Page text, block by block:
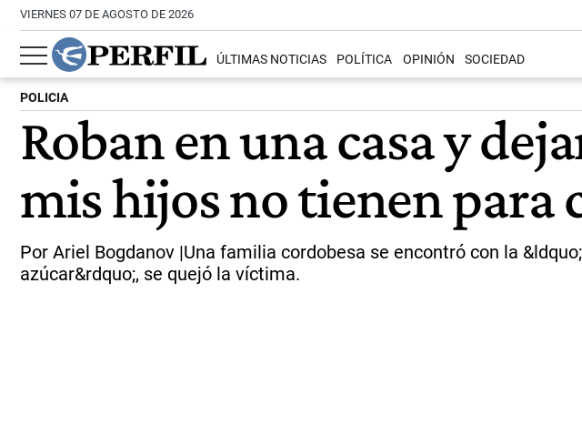
VIERNES 07 DE AGOSTO DE 2026
ÚLTIMAS NOTICIAS POLÍTICA OPINIÓN SOCIEDAD
POLICIA
Roban en una casa y
mis hijos no tienen para
Por Ariel Bogdanov |Una familia cordobesa se encontró con la
azúcar&rdquo;, se quejó la víctima.